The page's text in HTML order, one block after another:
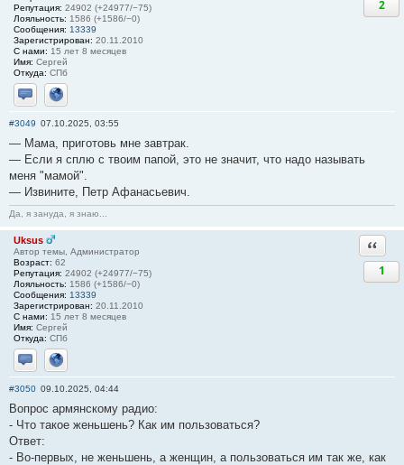
Репутация: 24902 (+24977/−75)
Лояльность: 1586 (+1586/−0)
Сообщения: 13339
Зарегистрирован: 20.11.2010
С нами: 15 лет 8 месяцев
Имя: Сергей
Откуда: СПб
Отправить личное сообщение
Сайт
2
#3049 07.10.2025, 03:55
— Мама, приготовь мне завтрак.
— Если я сплю с твоим папой, это не значит, что надо называть
меня "мамой".
— Извините, Петр Афанасьевич.
Да, я зануда, я знаю...
Uksus
Автор темы, Администратор
Возраст: 62
Репутация: 24902 (+24977/−75)
Лояльность: 1586 (+1586/−0)
Сообщения: 13339
Зарегистрирован: 20.11.2010
С нами: 15 лет 8 месяцев
Имя: Сергей
Откуда: СПб
Отправить личное сообщение
Сайт
1
#3050 09.10.2025, 04:44
Вопрос армянскому радио:
- Что такое женьшень? Как им пользоваться?
Ответ:
- Во-первых, не женьшень, а женщин, а пользоваться им так же, как